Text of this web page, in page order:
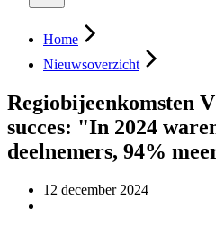
Home
Nieuwsoverzicht
Regiobijeenkomsten
succes: "In 2024
deelnemers, 94%
12 december 2024